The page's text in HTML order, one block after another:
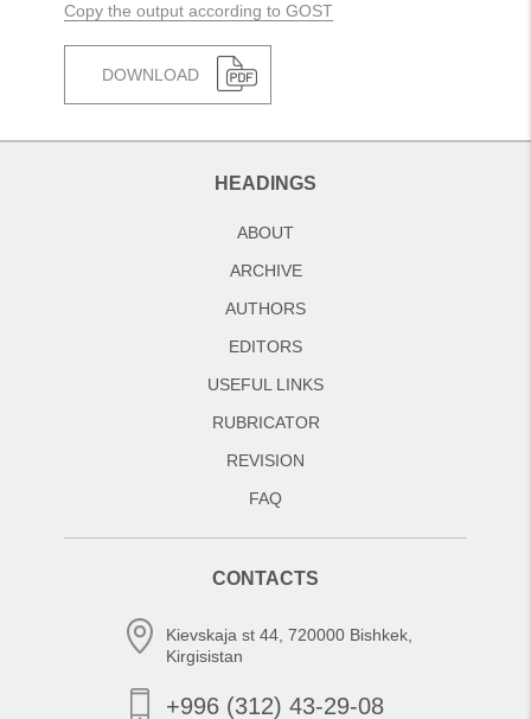
Copy the output according to GOST
DOWNLOAD
HEADINGS
ABOUT
ARCHIVE
AUTHORS
EDITORS
USEFUL LINKS
RUBRICATOR
REVISION
FAQ
CONTACTS
Kievskaja st 44, 720000 Bishkek,
Kirgisistan
+996 (312) 43-29-08